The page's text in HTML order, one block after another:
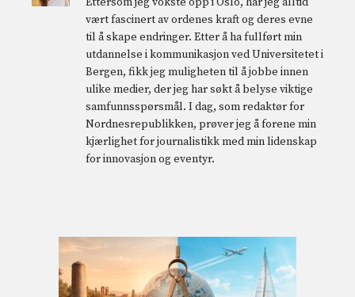
vært fascinert av ordenes kraft og deres evne
til å skape endringer. Etter å ha fullført min
utdannelse i kommunikasjon ved Universitetet i
Bergen, fikk jeg muligheten til å jobbe innen
ulike medier, der jeg har søkt å belyse viktige
samfunnsspørsmål. I dag, som redaktør for
Nordnesrepublikken, prøver jeg å forene min
kjærlighet for journalistikk med min lidenskap
for innovasjon og eventyr.